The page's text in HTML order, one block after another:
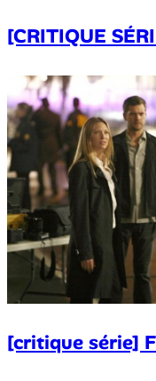
[CRITIQUE
[critique série]